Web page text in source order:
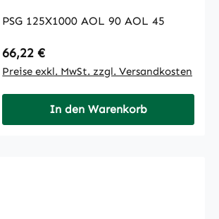
PSG 125X1000 AOL 90 AOL 45
Regulärer Preis:
66,22 €
Preise exkl. MwSt. zzgl. Versandkosten
In den Warenkorb